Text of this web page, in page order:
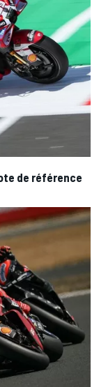
de référence